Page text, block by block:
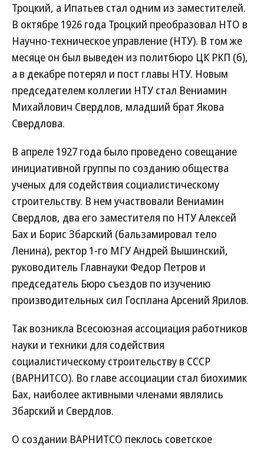
Троцкий, а Ипатьев стал одним из заместителей.
В октябре 1926 года Троцкий преобразовал НТО в
Научно-техническое управление (НТУ). В том же
месяце он был выведен из политбюро ЦК РКП (б),
а в декабре потерял и пост главы НТУ. Новым
председателем коллегии НТУ стал Вениамин
Михайлович Свердлов, младший брат Якова
Свердлова.
В апреле 1927 года было проведено совещание
инициативной группы по созданию общества
ученых для содействия социалистическому
строительству. В нем участвовали Вениамин
Свердлов, два его заместителя по НТУ Алексей
Бах и Борис Збарский (бальзамировал тело
Ленина), ректор 1-го МГУ Андрей Вышинский,
руководитель Главнауки Федор Петров и
председатель Бюро съездов по изучению
производительных сил Госплана Арсений Ярилов.
Так возникла Всесоюзная ассоциация работников
науки и техники для содействия
социалистическому строительству в СССР
(ВАРНИТСО). Во главе ассоциации стал биохимик
Бах, наиболее активными членами являлись
Збарский и Свердлов.
О создании ВАРНИТСО пеклось советское